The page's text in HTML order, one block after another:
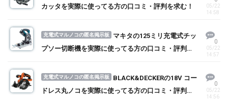
カッタを実際に使ってる方の口コミ・評判を求む！
05/22
14:58
充電式マルノコの匿名掲示板
マキタの125ミリ充電式チッ
プソー切断機を実際に使ってる方の口コミ・評判を
0
05/22
14:57
充電式マルノコの匿名掲示板
BLACK&DECKERの18V コー
ドレス丸ノコを実際に使ってる方の口コミ・評判を
0
05/22
14:56